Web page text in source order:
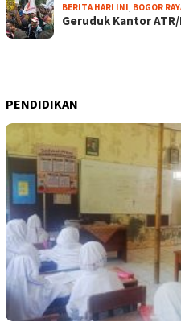
BERITA HARI INI, BOGOR
Geruduk Kantor
PENDIDIKAN